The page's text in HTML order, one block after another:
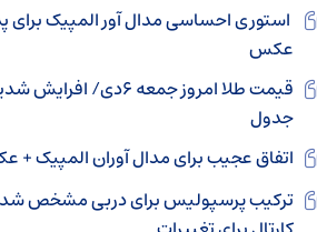
استوری احساسی مدال آور المپیک برای
عکس
قیمت طلا امروز جمعه ۶دی/
جدول
اتفاق عجیب برای مدال آوران المپیک
ترکیب پرسپولیس برای دربی مشخص